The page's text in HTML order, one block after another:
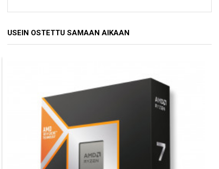
USEIN OSTETTU SAMAAN AIKAAN